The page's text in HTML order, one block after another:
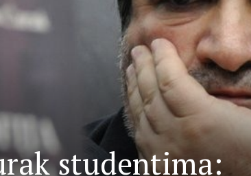
studentima: